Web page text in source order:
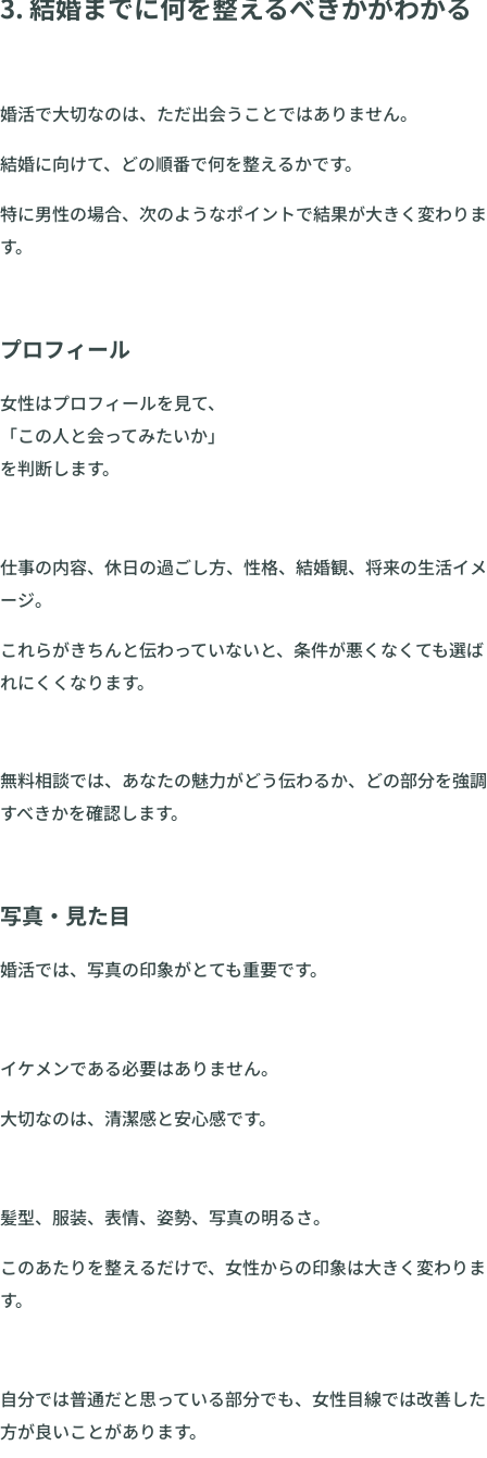
婚活で大切なのは、ただ出会うことではありません。
結婚に向けて、どの順番で何を整えるかです。
特に男性の場合、次のようなポイントで結果が大きく変わりま
す。
プロフィール
女性はプロフィールを見て、
「この人と会ってみたいか」
を判断します。
仕事の内容、休日の過ごし方、性格、結婚観、将来の生活イメ
ージ。
これらがきちんと伝わっていないと、条件が悪くなくても選ば
れにくくなります。
無料相談では、あなたの魅力がどう伝わるか、どの部分を強調
すべきかを確認します。
写真・見た目
婚活では、写真の印象がとても重要です。
イケメンである必要はありません。
大切なのは、清潔感と安心感です。
髪型、服装、表情、姿勢、写真の明るさ。
このあたりを整えるだけで、女性からの印象は大きく変わりま
す。
自分では普通だと思っている部分でも、女性目線では改善した
方が良いことがあります。